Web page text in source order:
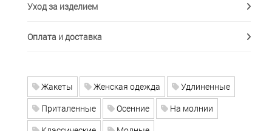
Уход за изделием
Оплата и доставка
Жакеты Женская одежда
Удлиненные
Приталенные
Осенние
На молнии